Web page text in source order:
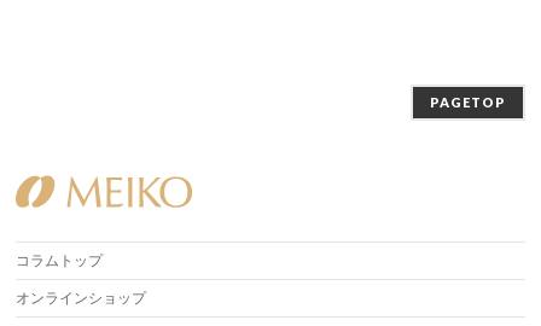
PAGETOP
コラムトップ
オンラインショップ